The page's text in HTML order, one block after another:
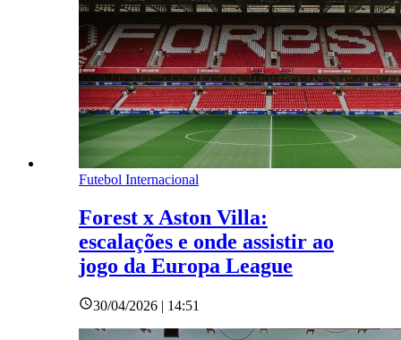
Futebol Internacional
Forest x Aston Villa:
escalações e onde assistir ao
jogo da Europa League
30/04/2026 | 14:51